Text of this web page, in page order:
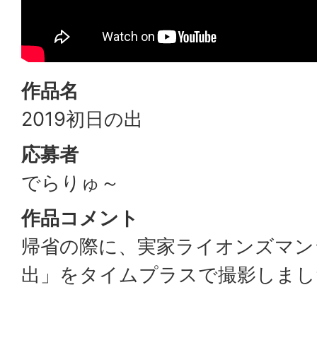
作品名
2019初日の出
応募者
でらりゅ～
作品コメント
帰省の際に、実家ライオンズマ
出」をタイムプラスで撮影しま